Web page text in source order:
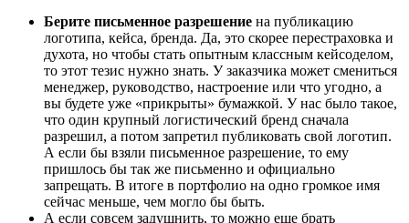
Берите письменное разрешение на публикацию
логотипа, кейса, бренда. Да, это скорее перестраховка и
духота, но чтобы стать опытным классным кейсоделом,
то этот тезис нужно знать. У заказчика может смениться
менеджер, руководство, настроение или что угодно, а
вы будете уже «прикрыты» бумажкой. У нас было такое,
что один крупный логистический бренд сначала
разрешил, а потом запретил публиковать свой логотип.
А если бы взяли письменное разрешение, то ему
пришлось бы так же письменно и официально
запрещать. В итоге в портфолио на одно громкое имя
сейчас меньше, чем могло бы быть.
А если совсем задушнить, то можно еще брать